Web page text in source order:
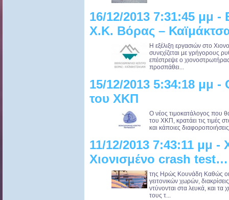
16/12/2013 7:31:45 μμ -
Χ.Κ. Βόρας –
Η εξέλιξη εργασιών στο
συνεχίζεται με γρήγορους
επέστρεψε ο
προσπάθει...
15/12/2013 5:34:18 μμ -
του ΧΚΠ
Ο νέος τιμοκατάλογος που
του ΧΚΠ, κρατάει τις τιμές
και κάποιες
11/12/2013 7:43:11 μμ -
Χιονισμένο crash test…
της Ηρώς Κουνάδη Καθώς
γειτονικών χωρών,
ντύνονται στα λευκά, και τα
τους τ...